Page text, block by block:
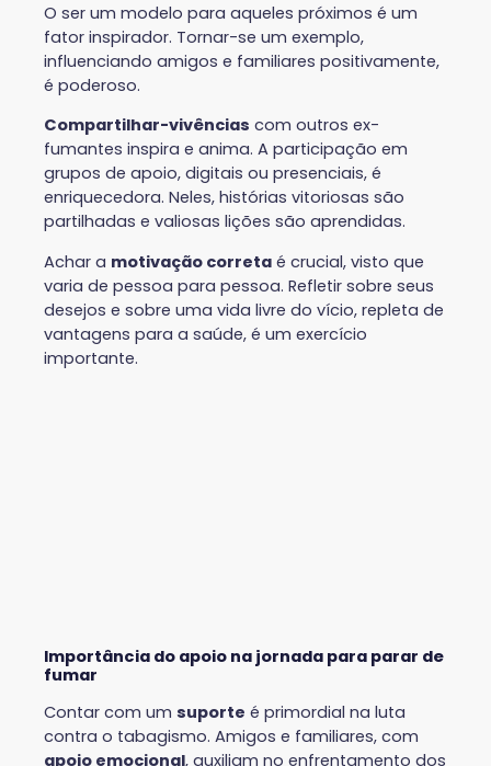
O ser um modelo para aqueles próximos é um
fator inspirador. Tornar-se um exemplo,
influenciando amigos e familiares positivamente,
é poderoso.
Compartilhar-vivências com outros ex-
fumantes inspira e anima. A participação em
grupos de apoio, digitais ou presenciais, é
enriquecedora. Neles, histórias vitoriosas são
partilhadas e valiosas lições são aprendidas.
Achar a motivação correta é crucial, visto que
varia de pessoa para pessoa. Refletir sobre seus
desejos e sobre uma vida livre do vício, repleta de
vantagens para a saúde, é um exercício
importante.
Importância do apoio na jornada para parar de
fumar
Contar com um suporte é primordial na luta
contra o tabagismo. Amigos e familiares, com
apoio emocional, auxiliam no enfrentamento dos